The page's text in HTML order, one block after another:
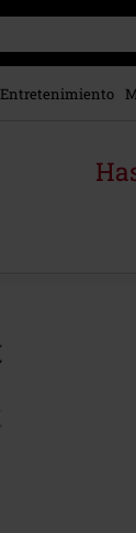
Entretenimiento